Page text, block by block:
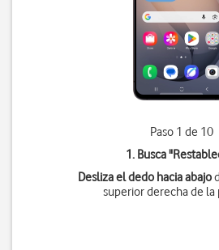
Paso 1 de 10
1. Busca "
Desliza el dedo hacia abajo
superior derecha de la